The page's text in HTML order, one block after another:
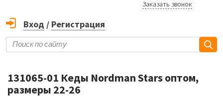
Заказать звонок
Вход / Регистрация
131065-01 Кеды Nordman Stars оптом,
размеры 22-26